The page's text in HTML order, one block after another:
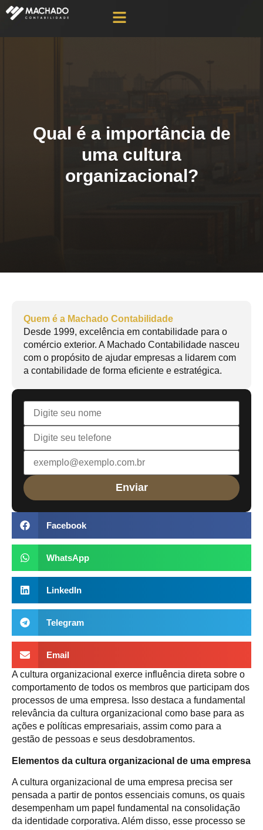
Qual é a importância de
uma cultura
organizacional?
Quem é a Machado Contabilidade
Desde 1999, excelência em contabilidade para o
comércio exterior. A Machado Contabilidade nasceu
com o propósito de ajudar empresas a lidarem com
a contabilidade de forma eficiente e estratégica.
Facebook
WhatsApp
LinkedIn
Telegram
Email
A cultura organizacional exerce influência direta sobre o
comportamento de todos os membros que participam dos
processos de uma empresa. Isso destaca a fundamental
relevância da cultura organizacional como base para as
ações e políticas empresariais, assim como para a
gestão de pessoas e seus desdobramentos.
Elementos da cultura organizacional de uma empresa
A cultura organizacional de uma empresa precisa ser
pensada a partir de pontos essenciais comuns, os quais
desempenham um papel fundamental na consolidação
da identidade corporativa. Além disso, esse processo se